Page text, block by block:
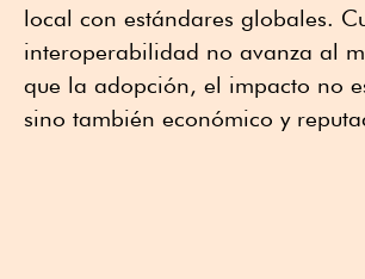
local con estándares globales.
interoperabilidad no avanza al
que la adopción, el impacto no
sino también económico y